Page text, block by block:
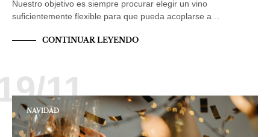
Nuestro objetivo es siempre procurar elegir un vino
suficientemente flexible para que pueda acoplarse a…
CONTINUAR LEYENDO
11
NAVIDAD